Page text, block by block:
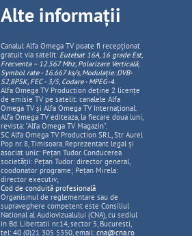
Alte informații
Canalul Alfa Omega TV poate fi recepționat
gratuit via satelit: Eutelsat 16A, 16 grade Est,
Frecventa – 12.567 Mhz, PolarizareVerticală,
Symbol rate - 16.667 ks/s, Modulație: DVB-
S2,8PSK, FEC - 3/5, Codare - MPEG-4.
Alfa Omega TV Production deține 2 licențe
de emisie TV pe satelit: canalele Alfa
Omega TV și Alfa Omega TV Internațional.
Alfa Omega TV editeaza, la fiecare doua luni,
revista: "Alfa Omega TV Magazin".
SC Alfa Omega TV Production SRL, Str Aurel
Pop nr. 8, Timisoara. Reprezentant legal și
asociat unic: Pețan Tudor. Conducerea
societății: Pețan Tudor: director general,
coodonator programe; Pețan Mirela:
director executiv;
Cod de conduită profesională
Organismul de reglementare sau de
supraveghere competent este Consiliul
National al Audiovizualului (CNA), cu sediul
in Bd. Libertatii nr.14, sector 5, Bucuresti,
tel: 40 (0)21 305 5350, email: cna@cna.ro